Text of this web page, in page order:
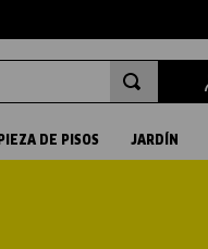
DE PISOS JARDÍN